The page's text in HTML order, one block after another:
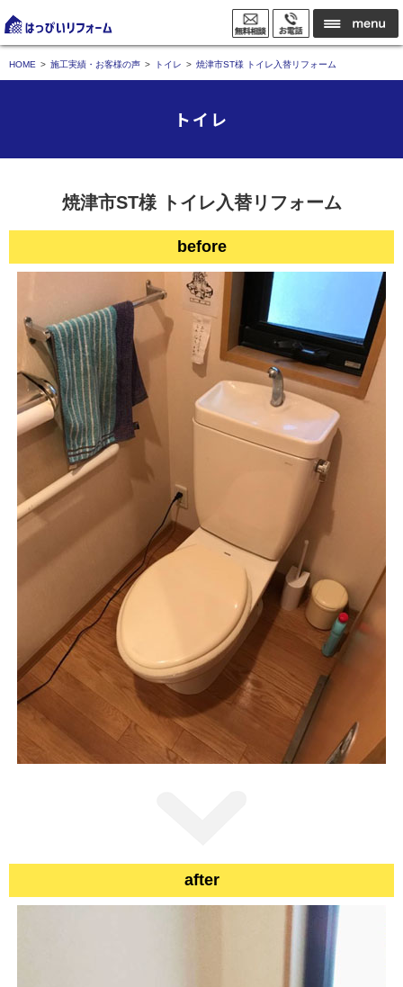
HOME 施工実績・お客様の声 トイレ 焼津市ST様 トイレ入替リフォーム
トイレ
焼津市ST様 トイレ入替リフォーム
before
after